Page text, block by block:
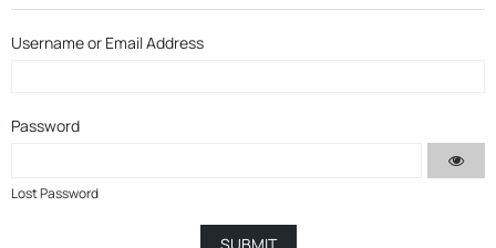
Username or Email Address
Password
Lost Password